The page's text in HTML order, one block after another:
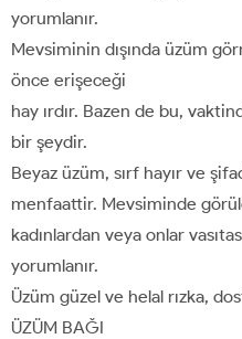
yorumlanır.
Mevsiminin dışında üzüm
önce erişeceği
hay ırdır. Bazen de bu,
bir şeydir.
Beyaz üzüm, sırf hayır ve
menfaattir. Mevsiminde
kadınlardan veya onlar
yorumlanır.
Üzüm güzel ve helal rızka,
ÜZÜM BAĞI